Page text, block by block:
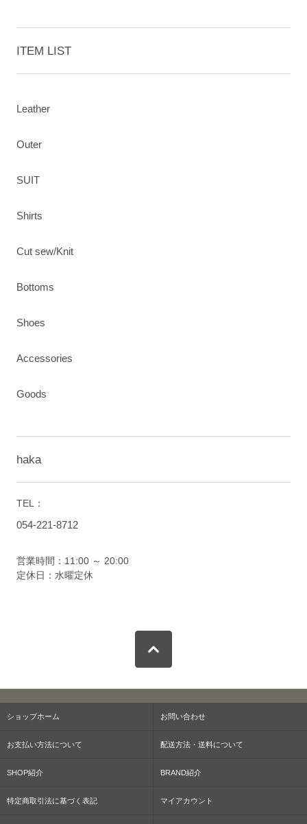
ITEM LIST
Leather
Outer
SUIT
Shirts
Cut sew/Knit
Bottoms
Shoes
Accessories
Goods
haka
TEL：
054-221-8712
営業時間：11:00 ～ 20:00
定休日：水曜定休
ショップホーム お問い合わせ
お支払い方法について 配送方法・送料について
SHOP紹介 BRAND紹介
特定商取引法に基づく表記 マイアカウント